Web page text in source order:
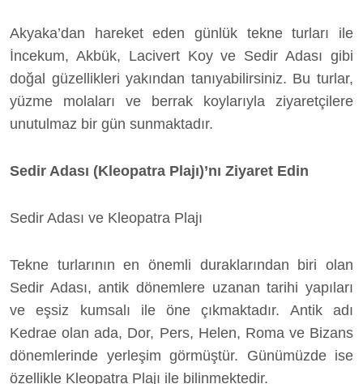
Akyaka’dan hareket eden günlük tekne turları ile
İncekum, Akbük, Lacivert Koy ve Sedir Adası gibi
doğal güzellikleri yakından tanıyabilirsiniz. Bu turlar,
yüzme molaları ve berrak koylarıyla ziyaretçilere
unutulmaz bir gün sunmaktadır.
Sedir Adası (Kleopatra Plajı)’nı Ziyaret Edin
Sedir Adası ve Kleopatra Plajı
Tekne turlarının en önemli duraklarından biri olan
Sedir Adası, antik dönemlere uzanan tarihi yapıları
ve eşsiz kumsalı ile öne çıkmaktadır. Antik adı
Kedrae olan ada, Dor, Pers, Helen, Roma ve Bizans
dönemlerinde yerleşim görmüştür. Günümüzde ise
özellikle Kleopatra Plajı ile bilinmektedir.